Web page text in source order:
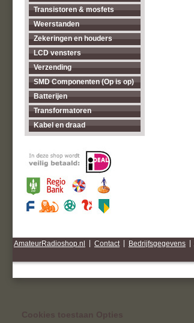
Transistoren & mosfets
Weerstanden
Zekeringen en houders
LCD vensters
Verzending
SMD Componenten (Op is op)
Batterijen
Transformatoren
Kabel en draad
AmateurRadioshop.nl Contact Bedrijfsgegevens
Cookies toestaan Opties